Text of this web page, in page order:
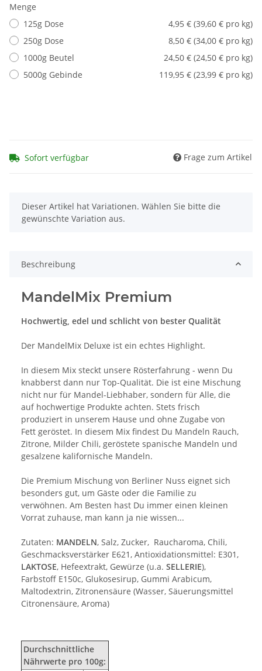
Menge
125g Dose
4,95 € (39,60 € pro kg)
250g Dose
8,50 € (34,00 € pro kg)
1000g Beutel
24,50 € (24,50 € pro kg)
5000g Gebinde
119,95 € (23,99 € pro kg)
Sofort verfügbar Frage zum Artikel
x
Dieser Artikel hat Variationen. Wählen Sie bitte die
gewünschte Variation aus.
Beschreibung
MandelMix Premium
Hochwertig, edel und schlicht von bester Qualität
Der MandelMix Deluxe ist ein echtes Highlight.
In diesem Mix steckt unsere Rösterfahrung - wenn Du
knabberst dann nur Top-Qualität. Die ist eine Mischung
nicht nur für Mandel-Liebhaber, sondern für Alle, die
auf hochwertige Produkte achten. Stets frisch
produziert in unserem Hause und ohne Zugabe von
Fett geröstet. In diesem Mix findest Du Mandeln Rauch,
Zitrone, Milder Chili, geröstete spanische Mandeln und
gesalzene kalifornische Mandeln.
Die Premium Mischung von Berliner Nuss eignet sich
besonders gut, um Gäste oder die Familie zu
verwöhnen. Am Besten hast Du immer einen kleinen
Vorrat zuhause, man kann ja nie wissen...
Zutaten: MANDELN, Salz, Zucker, Raucharoma, Chili,
Geschmacksverstärker E621, Antioxidationsmittel: E301,
LAKTOSE, Hefeextrakt, Gewürze (u.a. SELLERIE),
Farbstoff E150c, Glukosesirup, Gummi Arabicum,
Maltodextrin, Zitronensäure (Wasser, Säuerungsmittel
Citronensäure, Aroma)
Durchschnittliche
Nährwerte pro 100g: